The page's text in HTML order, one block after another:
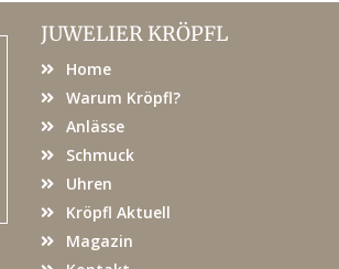
JUWELIER KRÖPFL
Home
Warum Kröpfl?
Anlässe
Schmuck
Uhren
Kröpfl Aktuell
Magazin